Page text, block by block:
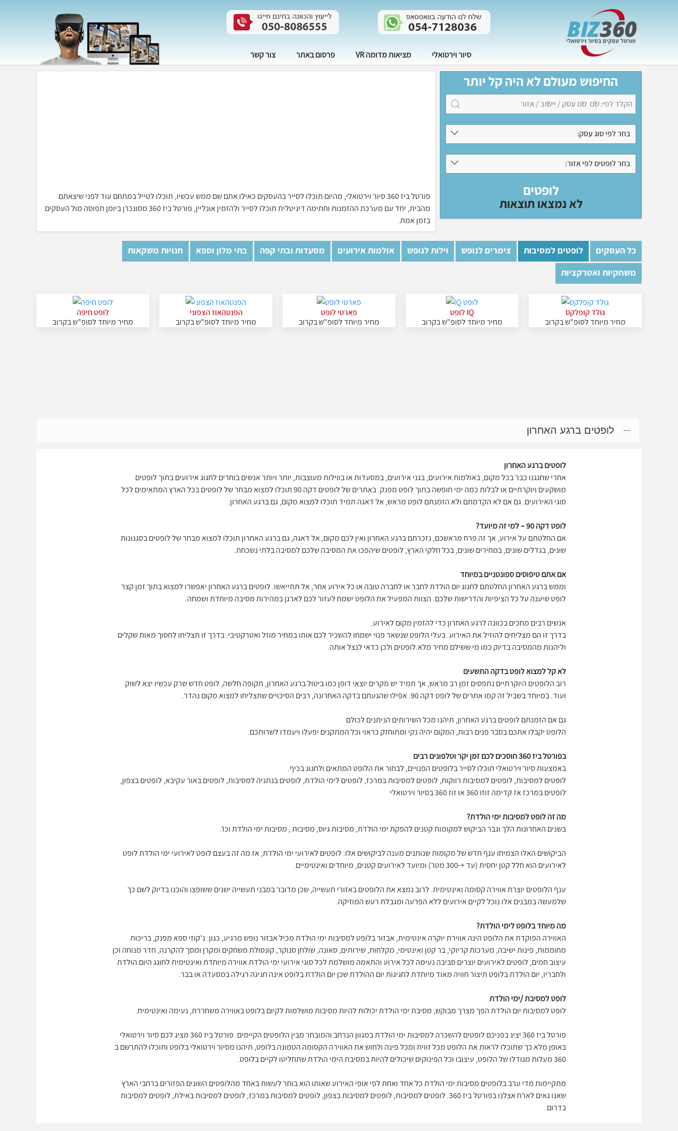
סיור וירטואלי מציאות מדומה VR פרסום באתר צור קשר
פורטל ביז 360 סיור וירטואלי, מהיום תוכלו לסייר בהעסקים כאילו אתם שם ממש עכשיו, תוכלו לטייל במתחם עוד לפני שיצאתם
מהבית, יחד עם מערכת ההזמנות וחתימה דיגיטלית תוכלו לסייר ולהזמין אונליין, פורטל ביז 360 מסונכרן ביומן תפוסה מול העסקים
בזמן אמת.
החיפוש מעולם לא היה קל יותר
בחר לפי סוג עסק:
בחר לופטים לפי אזור:
לופטים
לא נמצאו תוצאות
כל העסקים לופטים למסיבות צימרים לנופש וילות לנופש אולמות אירועים מסעדות ובתי קפה בתי מלון וספא
חנויות משקאות
משחקיות ואטרקציות
לופט חיפה
מחיר מיוחד לסופ"ש בקרוב
הפנטהאוז הצפוני
מחיר מיוחד לסופ"ש בקרוב
פארטי לופט
מחיר מיוחד לסופ"ש בקרוב
IQ לופט
מחיר מיוחד לסופ"ש בקרוב
גולד קופלקס
מחיר מיוחד לסופ"ש בקרוב
לופטים ברגע האחרון
לופטים ברגע האחרון
אחרי שחגגנו כבר בכל מקום, באולמות אירועים, בגני אירועים, במסעדות או בווילות מעוצבות, יותר ויותר אנשים בוחרים לחגוג אירועים בתוך לופטים
מושקעים ויוקרתיים או לבלות כמה ימי חופשה בתוך לופט מפנק. באתרים של לופטים דקה 90 תוכלו למצוא מבחר של לופטים בכל הארץ המתאימים לכל
סוגי האירועים. גם אם לא הקדמתם ולא הזמנתם לופט מראש, אל דאגה תמיד תוכלו למצוא מקום, גם ברגע האחרון.
לופט דקה 90 – למי זה מיועד?
אם החלטתם על אירוע, אך זה פרח מראשכם, נזכרתם ברגע האחרון ואין לכם מקום, אל דאגה, גם ברגע האחרון תוכלו למצוא מבחר של לופטים בסגנונות
שונים, בגדלים שונים, במחירים שונים, בכל חלקי הארץ, לופטים שיהפכו את המסיבה שלכם למסיבה בלתי נשכחת.
אם אתם טיפוסים ספונטניים במיוחד
וממש ברגע האחרון החלטתם לחגוג יום הולדת לחבר או לחברה טובה או כל אירוע אחר, אל תתייאשו. לופטים ברגע האחרון יאפשרו למצוא בתוך זמן קצר
לופט שיענה על כל הציפיות והדרישות שלכם. הצוות המפעיל את הלופט ישמח לעזור לכם לארגן במהירות מסיבה מיוחדת ושמחה.
אנשים רבים מחכים בכוונה לרגע האחרון כדי להזמין מקום לאירוע.
בדרך זו הם מצליחים להוזיל את האירוע. בעלי הלופט שנשאר פנוי ישמחו להשכיר לכם אותו במחיר מוזל ואטרקטיבי. בדרך זו תצליחו לחסוך מאות שקלים
וליהנות מהמסיבה בדיוק כמו מי ששילם מחיר מלא.לופטים ולכן כדאי לנצל אותה.
לא קל למצוא לופט בדקה התשעים
רוב הלופטים היוקרתיים נתפסים זמן רב מראש, אך תמיד יש מקרים יוצאי דופן כמו ביטול ברגע האחרון, תקופה חלשה, לופט חדש שרק עכשיו יצא לשוק
ועוד. במיוחד בשביל זה קמו אתרים של לופט דקה 90. אפילו שהגעתם בדקה האחרונה, רבים הסיכויים שתצליחו למצוא מקום נהדר.
גם אם הזמנתם לופטים ברגע האחרון, תיהנו מכל השירותים הניתנים לכולם
הלופט יקבלו אתכם בסבר פנים רבות, המקום יהיה נקי ומתוחזק כראוי וכל המתקנים יפעלו ויעמדו לשרותכם.
בפורטל ביז 360 חוסכים לכם זמן יקר וטלפונים רבים
באמצעות סיור וירטואלי תוכלו לסייר בלופטים הפנויים, לבחור את הלופט המתאים ולחגוג בכיף.
לופטים למסיבות, לופטים למסיבות רווקות, לופטים למסיבות במרכז, לופטים לימי הולדת, לופטים בנתניה למסיבות, לופטים באור עקיבא, לופטים בצפון,
לופטים במרכז אז קדימה זוזו 360 או זוז 360 בסיור וירטואלי
מה זה לופט למסיבות ימי הולדת?
בשנים האחרונות הלך וגבר הביקוש למקומות קטנים להפקת ימי הולדת, מסיבות גיוס, מסיבות , מסיבות ימי הולדת וכו'.
הביקושים האלו הצמיחו ענף חדש של מקומות שנותנים מענה לביקושים אלו: לופטים לאירועי ימי הולדת, אז מה זה בעצם לופט לאירועי ימי הולדת לופט
לאירועים הוא חלל קטן יחסית (עד +-300 מטר) ומיועד לאירועים קטנים, מיוחדים ואינטימיים.
ענף הלופטים יוצרת אווירה קסומה ואינטימית. לרוב נמצא את הלופטים באזורי תעשייה, שכן מדובר במבני תעשייה ישנים ששופצו והוכנו בדיוק לשם כך
שלמעשה במבנים אלו נוכל לקיים אירועים ללא הפרעה ומגבלת רעש המוזיקה.
מה מיוחד בלופט לימי הולדת?
האווירה הפוקדת את הלופט הינה אווירת יוקרה אינטימית, אבזור בלופט למסיבות ימי הולדת מכיל אבזור נופש מרגיע, כגון: ג'קוזי ספא מפנק, בריכות
מחוממות, פינות ישיבה, מערכות קריוקי, בר קטן ואינטימי, מקלחות, שירותים, סאונה, שולחן סנוקר, קונסולת משחקים ומקרן ומסך להקרנה, חדר מנוחה וכן
עיצוב חמים, לופטים לאירועים יוצרים סביבה נעימה לכל אירוע והתאמה מושלמת לכל סוגי אירועי ימי הולדת אווירה מיוחדת ואינטימית לחוגג היום הולדת
ולחבריו, יום הולדת בלופט תיצור חוויה מאוד מיוחדת לחגיגות יום ההולדת שכן יום הולדת בלופט אינה חגיגה רגילה במסעדה או בבר.
לופט למסיבת /ימי הולדת
לופט למסיבות יום הולדת הפך מצרך מבוקש, מסיבת ימי הולדת יכולות להיות מסיבות מושלמות לקיום בלופט באווירה משחררת, נעימה ואינטימית.
פורטל ביז 360 יציג בפניכם לופטים להשכרה למסיבות ימי הולדת במגוון הנרחב והמובחר מבין הלופטים הקיימים. פורטל ביז 360 מציג לכם סיור וירטואלי
באופן מלא כך שתוכלו לראות את הלופט מכל זווית ומכל פינה ולחוש את האווירה הקסומה הטמונה בלופט, תיהנו מסיור וירטואלי בלופט ותוכלו להתרשם ב
360 מעלות מגודלו של הלופט, עיצובו וכל הפינוקים שיכולים להיות במסיבת הימי הולדת שתחליטו לקיים בלופט.
מתקיימות מדי ערב בלופטים מסיבות ימי הולדת כל אחד ואחת לפי אופי האירוע שאותו הוא בוחר לעשות באחד מהלופטים השונים הפזורים ברחבי הארץ
שאנו גאים לארח אצלנו בפורטל ביז 360. לופטים למסיבות, לופטים למסיבות בצפון, לופטים למסיבות במרכז, לופטים למסיבות באילת, לופטים למסיבות
בדרום.